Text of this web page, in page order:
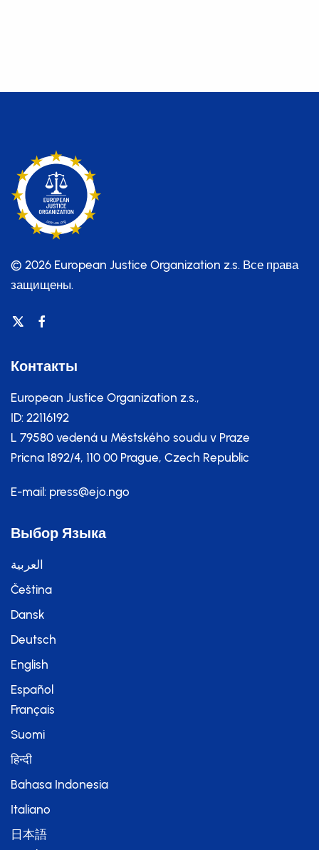
© 2026 European Justice Organization z.s. Все права
защищены.
Контакты
European Justice Organization z.s.,
ID: 22116192
L 79580 vedená u Městského soudu v Praze
Pricna 1892/4, 110 00 Prague, Czech Republic
E-mail: press@ejo.ngo
Выбор Языка
العربية
Čeština
Dansk
Deutsch
English
Español
Français
Suomi
हिन्दी
Bahasa Indonesia
Italiano
日本語